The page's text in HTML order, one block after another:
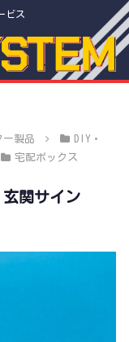
ビス
ー製品
DIY・
宅配ボックス
関サイン